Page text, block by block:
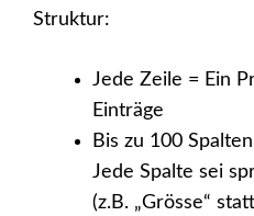
Struktur:
Jede Zeile = Ein
Einträge
Bis zu 100
Jede Spalte sei
(z.B. „Grösse“